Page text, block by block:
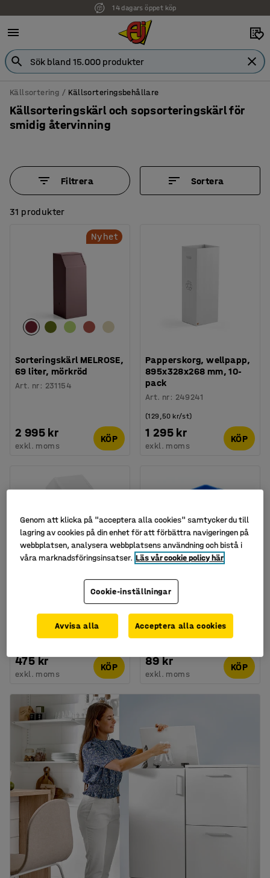
Faktura för företag
Källsortering Källsorteringsbehållare
Källsorteringskärl och sopsorteringskärl för
smidig återvinning
Filtrera Sortera
31 produkter
Nyhet
Sorteringskärl MELROSE,
69 liter, mörkröd
Art. nr: 231154
2 995 kr
exkl. moms
KÖP
Papperskorg, wellpapp,
895x328x268 mm, 10-
pack
Art. nr: 249241
1 295 kr
(129,50 kr/st)
exkl. moms
KÖP
Avfallsbehållare ALFRED
med vipplock, 40 liter,
Art. nr:252151
475 kr
exkl. moms
KÖP
Källsorteringsbehållare,
21 liter, blå
Art. nr:254335
89 kr
exkl. moms
KÖP
Genom att klicka på "acceptera alla cookies" samtycker du till
lagring av cookies på din enhet för att förbättra navigeringen på
webbplatsen, analysera webbplatsens användning och bistå i
våra marknadsföringsinsatser. Läs vår cookie policy här
Cookie-inställningar
Avvisa alla Acceptera alla cookies